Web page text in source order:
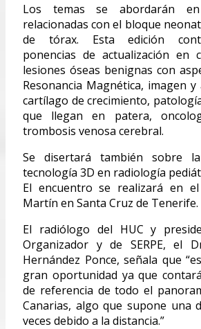
Los temas se abordarán
relacionadas con el bloque
de tórax. Esta edición
ponencias de actualización en
lesiones óseas benignas con
Resonancia Magnética, imagen y
cartílago de crecimiento,
que llegan en patera,
trombosis venosa cerebral.
Se disertará también sobre
tecnología 3D en radiología
El encuentro se realizará en
Martín en Santa Cruz de Tenerife.
El radiólogo del HUC y
Organizador y de SERPE, el
Hernández Ponce, señala que
gran oportunidad ya que
de referencia de todo el
Canarias, algo que supone una
veces debido a la distancia.”